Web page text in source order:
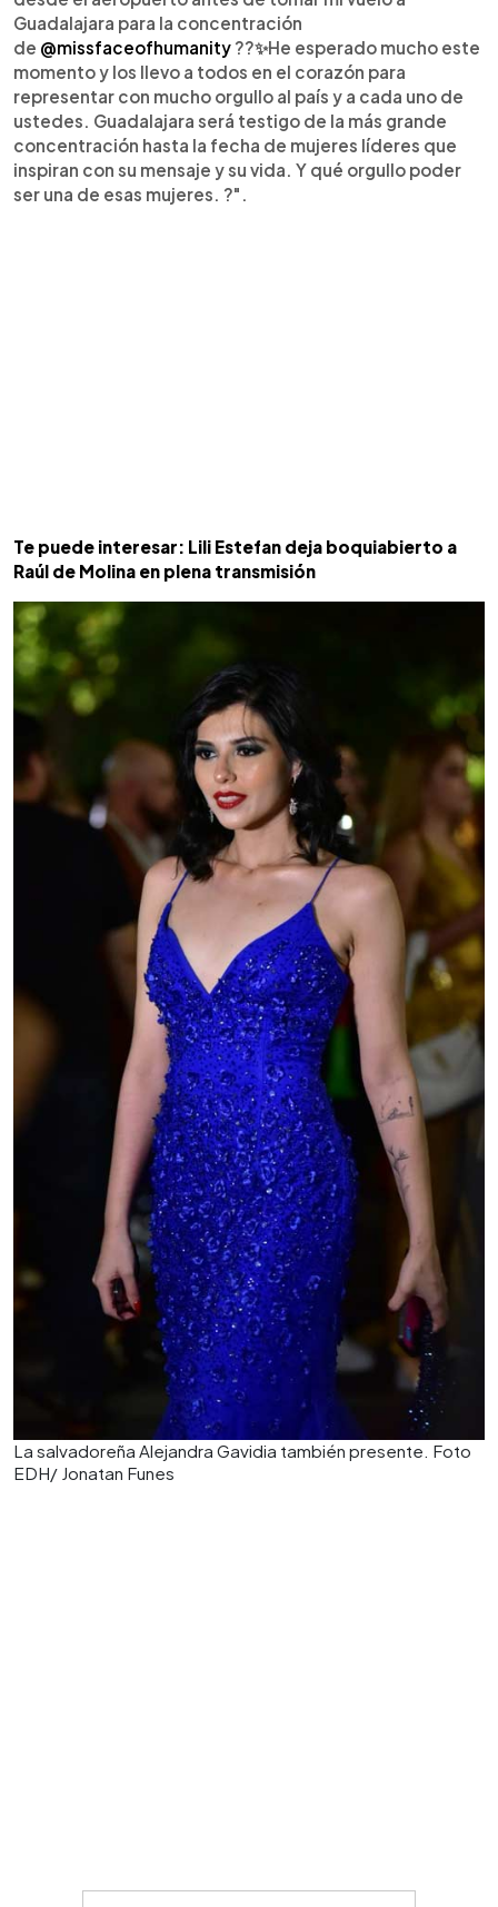
Guadalajara para la concentración
de @missfaceofhumanity ??✨He esperado mucho este
momento y los llevo a todos en el corazón para
representar con mucho orgullo al país y a cada uno de
ustedes. Guadalajara será testigo de la más grande
concentración hasta la fecha de mujeres líderes que
inspiran con su mensaje y su vida. Y qué orgullo poder
ser una de esas mujeres. ?".
Te puede interesar: Lili Estefan deja boquiabierto a
Raúl de Molina en plena transmisión
La salvadoreña Alejandra Gavidia también presente. Foto
EDH/ Jonatan Funes